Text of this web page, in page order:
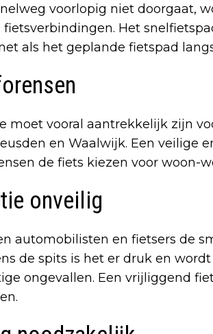
voorlopig niet doorgaat,
Het
als het geplande fietspad
moet vooral aantrekkelijk zijn
en Waalwijk. Een veilige
de fiets kiezen voor woon-
onveilig
automobilisten en fietsers de
de spits is het er druk en
ongevallen. Een vrijliggend